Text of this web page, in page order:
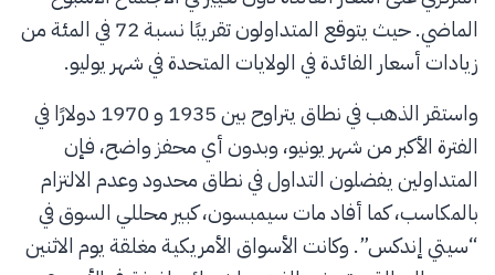
الماضي. حيث يتوقع المتداولون تقريبًا نسبة 72 في المئة من
زيادات أسعار الفائدة في الولايات المتحدة في شهر يوليو.
واستقر الذهب في نطاق يتراوح بين 1935 و 1970 دولارًا في
الفترة الأكبر من شهر يونيو، وبدون أي محفز واضح، فإن
المتداولين يفضلون التداول في نطاق محدود وعدم الالتزام
بالمكاسب، كما أفاد مات سيمبسون، كبير محللي السوق في
“سيتي إندكس”. وكانت الأسواق الأمريكية مغلقة يوم الاثنين